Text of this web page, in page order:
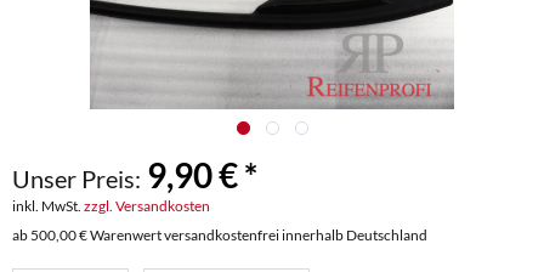
Unser Preis: 9,90 € *
inkl. MwSt. zzgl. Versandkosten
ab 500,00 € Warenwert versandkostenfrei innerhalb Deutschland